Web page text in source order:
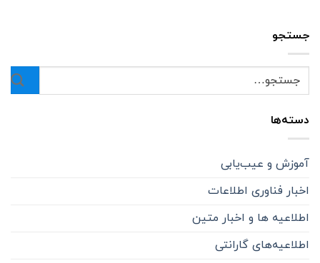
جستجو
دسته‌ها
آموزش و عیب‌یابی
اخبار فناوری اطلاعات
اطلاعیه ها و اخبار متین
اطلاعیه‌‌های گارانتی